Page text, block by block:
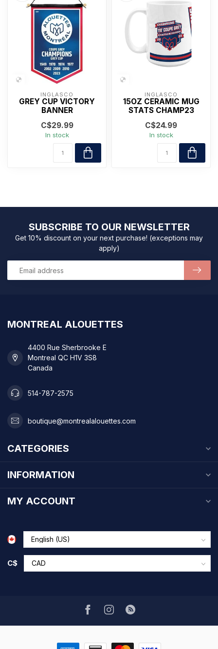
INGLASCO
GREY CUP VICTORY
BANNER
C$29.99
In stock
INGLASCO
15OZ CERAMIC MUG
STATS CHAMP23
C$24.99
In stock
SUBSCRIBE TO OUR NEWSLETTER
Get 10% discount on your next purchase! (exceptions may
apply)
MONTREAL ALOUETTES
4400 Rue Sherbrooke E
Montreal QC H1V 3S8
Canada
514-787-2575
boutique@montrealalouettes.com
CATEGORIES
INFORMATION
MY ACCOUNT
C$